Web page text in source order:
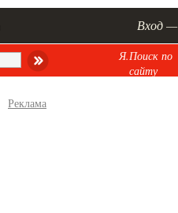
Вход —
Я.Поиск по
сайту
Реклама